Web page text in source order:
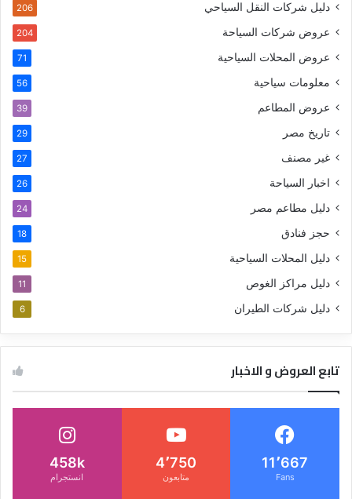
دليل شركات النقل السياحي 206
عروض شركات السياحة 204
عروض المحلات السياحية 71
معلومات سياحية 56
عروض المطاعم 39
تاريخ مصر 29
غير مصنف 27
اخبار السياحة 26
دليل مطاعم مصر 24
حجز فنادق 18
دليل المحلات السياحية 15
دليل مراكز الغوص 11
دليل شركات الطيران 6
تابع العروض و الاخبار
11٬667
Fans
4٬750
متابعون
458k
انستجرام